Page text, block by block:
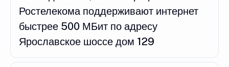
Ростелекома поддерживают интернет
быстрее 500 МБит по адресу
Ярославское шоссе дом 129